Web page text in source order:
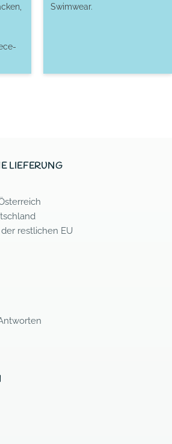
Swimwear.
LIEFERUNG
restlichen EU